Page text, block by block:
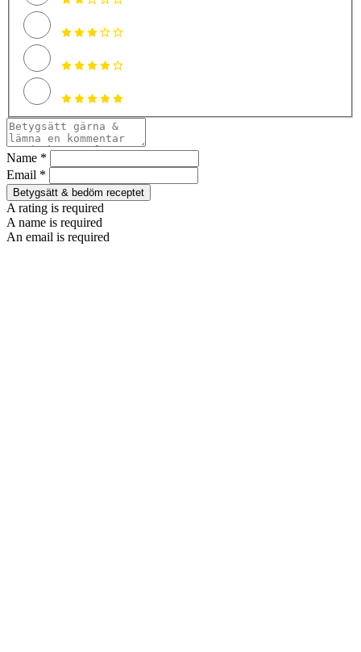
Name *
Email *
Betygsätt & bedöm receptet
A rating is required
A name is required
An email is required